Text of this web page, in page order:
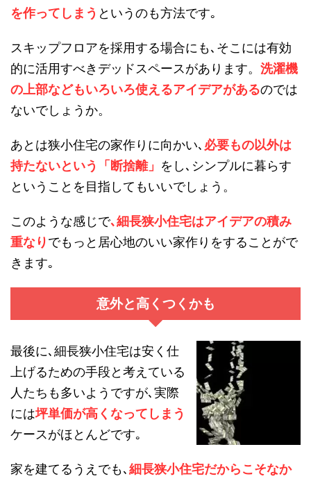
を作ってしまう というのも方法です｡
スキップフロアを採用する場合にも､そこには有効
的に活用すべきデッドスペースがあります。 洗濯機
の上部などもいろいろ使えるアイデアがあるのでは
ないでしょうか。
あとは狭小住宅の家作りに向かい､ 必要もの以外は
持たないという「断捨離」 をし､シンプルに暮らす
ということを目指してもいいでしょう。
このような感じで､細長狭小住宅はアイデアの積み
重なりでもっと居心地のいい家作りをすることがで
きます｡
意外と高くつくかも
最後に､細長狭小住宅は安く仕
上げるための手段と考えている
人たちも多いようですが､実際
には坪単価が高くなってしまう
ケースがほとんどです｡
家を建てるうえでも､ 細長狭小住宅だからこそなか